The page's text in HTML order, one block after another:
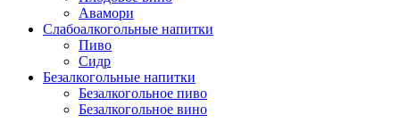
Авамори
Слабоалкогольные напитки
Пиво
Сидр
Безалкогольные напитки
Безалкогольное пиво
Безалкогольное вино